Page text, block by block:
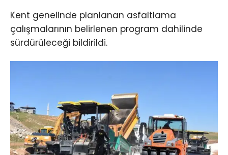
Kent genelinde planlanan asfaltlama
çalışmalarının belirlenen program dahilinde
sürdürüleceği bildirildi.